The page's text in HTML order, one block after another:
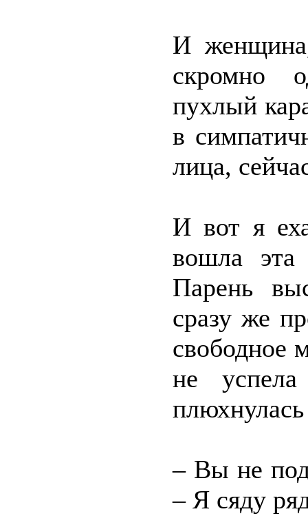
И
скромно
пухлый
в
лица,
И вот я
вошла
Парень
сразу же
свободное
не
– Вы не
– Я сяду